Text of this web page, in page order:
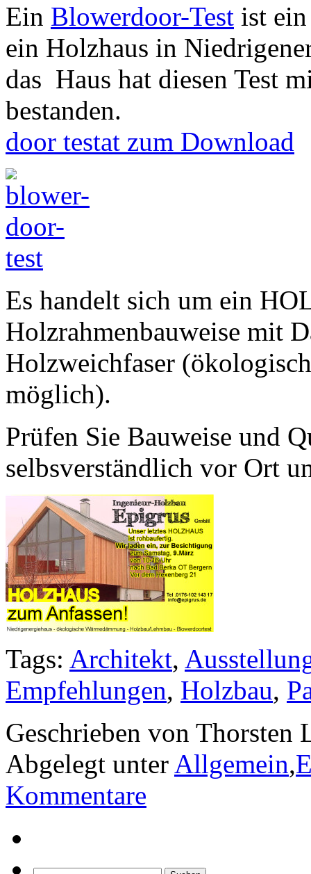
Ein Blowerdoor-Test ist
ein Holzhaus in
das Haus hat diesen Test
door testat zum Download
Es handelt sich um ein
Holzrahmenbauweise mit
Holzweichfaser
möglich).
Prüfen Sie Bauweise und
selbsverständlich vor Ort
Tags: Architekt,
Empfehlungen, Holzbau,
Geschrieben von Thorsten
Abgelegt unter Allgemein,
Kommentare